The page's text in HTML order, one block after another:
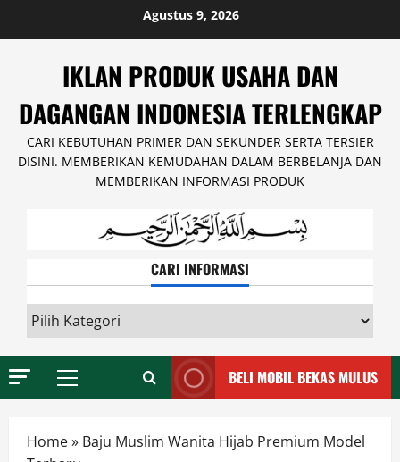
Agustus 9, 2026
IKLAN PRODUK USAHA DAN
DAGANGAN INDONESIA TERLENGKAP
CARI KEBUTUHAN PRIMER DAN SEKUNDER SERTA TERSIER
DISINI. MEMBERIKAN KEMUDAHAN DALAM BERBELANJA DAN
MEMBERIKAN INFORMASI PRODUK
CARI INFORMASI
INFORMASI
Primary
BELI MOBIL BEKAS MULUS
Home» Baju Muslim Wanita Hijab Premium Model